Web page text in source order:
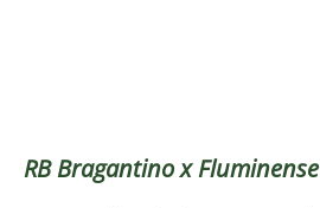
RB Bragantino x Fluminense